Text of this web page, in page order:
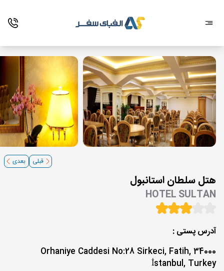
قبلی بعدی
هتل سلطان استانبول
HOTEL SULTAN
آدرس پستی :
Orhaniye Caddesi No:28 Sirkeci, Fatih, 34000
İstanbul, Turkey